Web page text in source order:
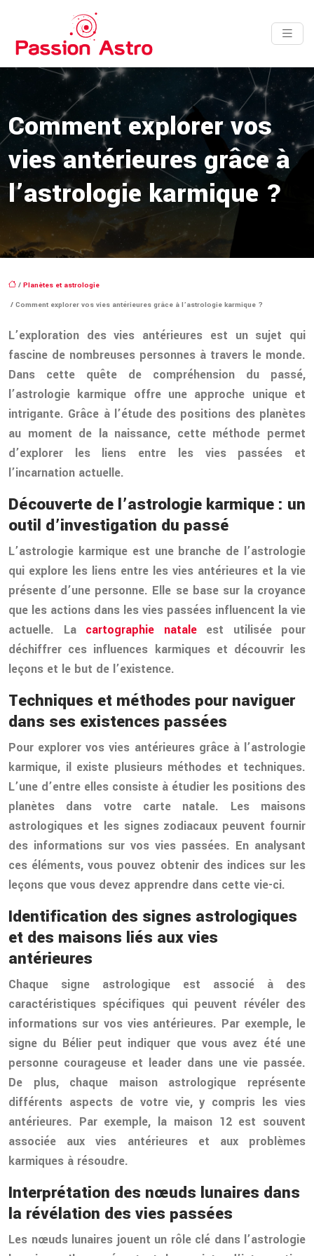
Comment explorer vos
vies antérieures grâce à
l’astrologie karmique ?
/ Planètes et astrologie
/ Comment explorer vos vies antérieures grâce à l’astrologie karmique ?
L’exploration des vies antérieures est un sujet qui
fascine de nombreuses personnes à travers le monde.
Dans cette quête de compréhension du passé,
l’astrologie karmique offre une approche unique et
intrigante. Grâce à l’étude des positions des planètes
au moment de la naissance, cette méthode permet
d’explorer les liens entre les vies passées et
l’incarnation actuelle.
Découverte de l’astrologie karmique : un
outil d’investigation du passé
L’astrologie karmique est une branche de l’astrologie
qui explore les liens entre les vies antérieures et la vie
présente d’une personne. Elle se base sur la croyance
que les actions dans les vies passées influencent la vie
actuelle. La cartographie nataleest utilisée pour
déchiffrer ces influences karmiques et découvrir les
leçons et le but de l’existence.
Techniques et méthodes pour naviguer
dans ses existences passées
Pour explorer vos vies antérieures grâce à l’astrologie
karmique, il existe plusieurs méthodes et techniques.
L’une d’entre elles consiste à étudier les positions des
planètes dans votre carte natale. Les maisons
astrologiques et les signes zodiacaux peuvent fournir
des informations sur vos vies passées. En analysant
ces éléments, vous pouvez obtenir des indices sur les
leçons que vous devez apprendre dans cette vie-ci.
Identification des signes astrologiques
et des maisons liés aux vies
antérieures
Chaque signe astrologique est associé à des
caractéristiques spécifiques qui peuvent révéler des
informations sur vos vies antérieures. Par exemple, le
signe du Bélier peut indiquer que vous avez été une
personne courageuse et leader dans une vie passée.
De plus, chaque maison astrologique représente
différents aspects de votre vie, y compris les vies
antérieures. Par exemple, la maison 12 est souvent
associée aux vies antérieures et aux problèmes
karmiques à résoudre.
Interprétation des nœuds lunaires dans
la révélation des vies passées
Les nœuds lunaires jouent un rôle clé dans l’astrologie